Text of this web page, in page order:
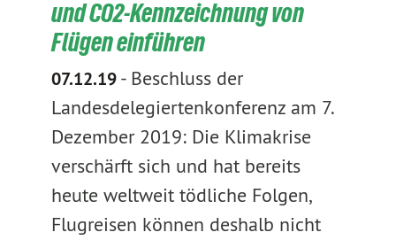
und CO2-Kennzeichnung von
Flügen einführen
07.12.19- Beschluss der
Landesdelegiertenkonferenz am 7.
Dezember 2019: Die Klimakrise
verschärft sich und hat bereits
heute weltweit tödliche Folgen,
Flugreisen können deshalb nicht